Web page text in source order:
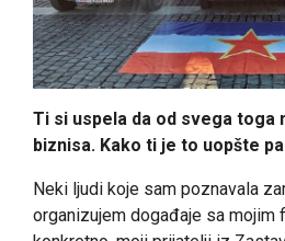
Ti si uspela da od svega toga
biznisa. Kako ti je to uopšte
Neki ljudi koje sam poznavala
organizujem događaje sa mojim